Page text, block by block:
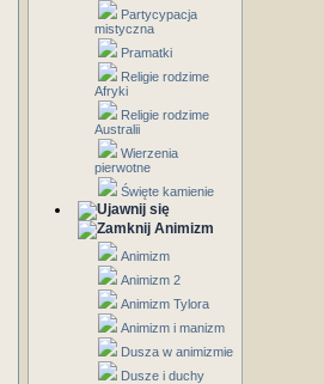
Partycypacja
mistyczna
Pramatki
Religie rodzime
Afryki
Religie rodzime
Australii
Wierzenia
pierwotne
Święte kamienie
Animizm
Animizm
Animizm 2
Animizm Tylora
Animizm i manizm
Dusza w animizmie
Dusze i duchy